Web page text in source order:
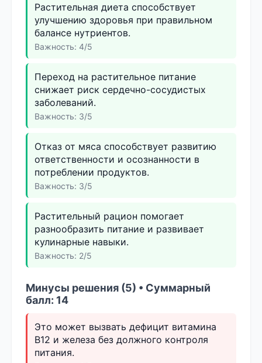
Растительная диета способствует
улучшению здоровья при правильном
балансе нутриентов.
Важность: 4/5
Переход на растительное питание
снижает риск сердечно-сосудистых
заболеваний.
Важность: 3/5
Отказ от мяса способствует развитию
ответственности и осознанности в
потреблении продуктов.
Важность: 3/5
Растительный рацион помогает
разнообразить питание и развивает
кулинарные навыки.
Важность: 2/5
Минусы решения (5) • Суммарный
балл: 14
Это может вызвать дефицит витамина
B12 и железа без должного контроля
питания.